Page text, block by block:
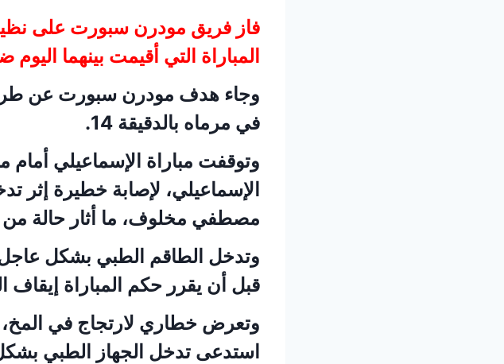
فاز فريق مودرن سبورت على
المباراة التي أقيمت بينهما
وجاء هدف مودرن سبورت عن
في مرماه بالدقيقة 14.
وتوقفت مباراة الإسماعيلي
الإسماعيلي، لإصابة خطيرة
مصطفي مخلوف، ما أثار حالة
وتدخل الطاقم الطبي بشكل
قبل أن يقرر حكم المباراة إيقاف
وتعرض خطاري لارتجاج في المخ،
استدعى تدخل الجهاز الطبي